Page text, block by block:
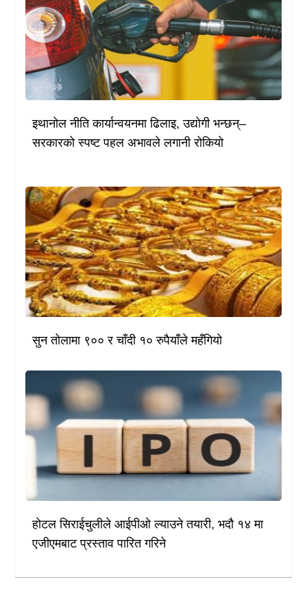
इथानोल नीति कार्यान्वयनमा ढिलाइ, उद्योगी भन्छन्–
सरकारको स्पष्ट पहल अभावले लगानी रोकियो
सुन तोलामा ९०० र चाँदी १० रुपैयाँले महँगियो
होटल सिराईचुलीले आईपीओ ल्याउने तयारी, भदौ १४ मा
एजीएमबाट प्रस्ताव पारित गरिने